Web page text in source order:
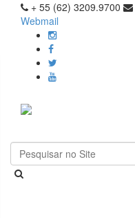
+ 55 (62) 3209.9700
Webmail